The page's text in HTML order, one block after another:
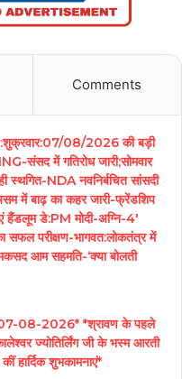
Comments
08/2026 की बड़ी
संसद में गतिरोध जारी;सोमवार
स्थगित-NDA नवनिर्बचित सांसदी
में बाढ़ का कहर जारी-फ्रेंडशिप
हैंडलूम डे:PM मोदी-अग्नि-4′
सफल परीक्षण-भागवत:लोकतंत्र में
आम सहमति-‘क्या बोलती
08-2026* *श्रावण के पहले
ज्योतिर्लिंग जी के भस्म आरती
हार्दिक शुभकामनाएं*